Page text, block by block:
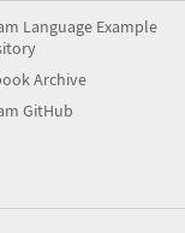
Language Example
Archive
GitHub